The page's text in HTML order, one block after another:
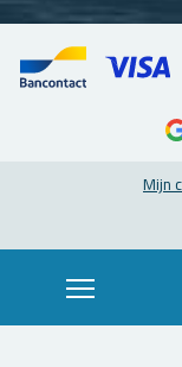
Mijn